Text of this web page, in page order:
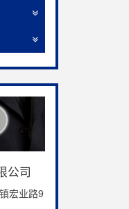
公司
宏业路9